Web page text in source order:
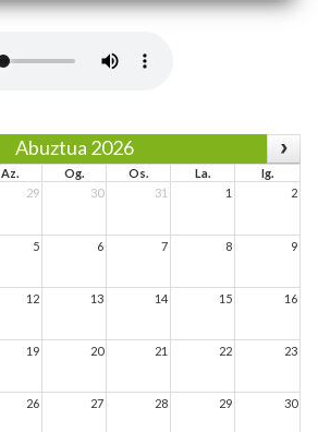
Abuztua 2026
Az. Og. Os. La.
Ig.
29 30 31 1 2
5 6 7 8 9
12 13 14 15 16
19 20 21 22 23
26 27 28 29 30